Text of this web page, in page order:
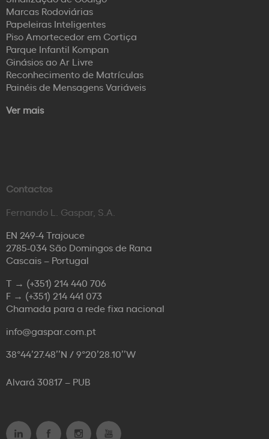
Marcas Rodoviárias
Papeleiras Inteligentes
Piso Amortecedor em Cortiça
Parque Infantil Kompan
Ginásios ao Ar Livre
Reconhecimento de Matrículas
Painéis de Mensagens Variáveis
Ver mais
Contactos
Fernando L. Gaspar, S.A.
EN 249-4 Trajouce
2785-034 São Domingos de Rana
Cascais – Portugal
T → (+351) 214 440 706
F → (+351) 214 441 073
Chamada para a rede fixa nacional
info@gaspar.com.pt
38°44’27.48’’N / 9°20’28.10’’W
Alvará 30817 – PUB